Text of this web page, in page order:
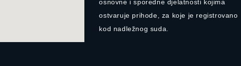
osnovne i sporedne djelatnosti kojima
ostvaruje prihode, za koje je registrovano
kod nadležnog suda.